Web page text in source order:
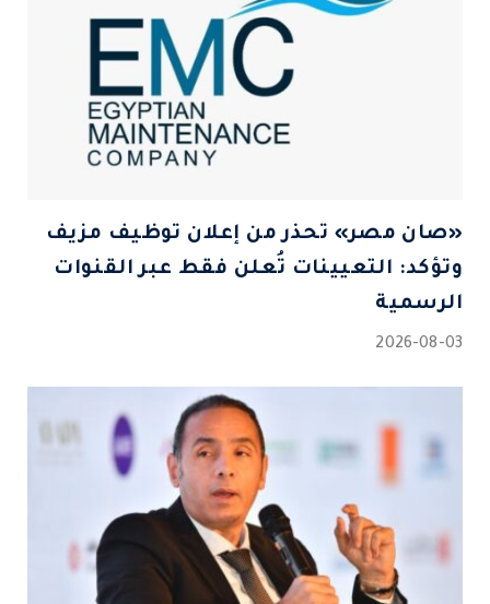
«صان مصر» تحذر من إعلان توظيف مزيف
وتؤكد: التعيينات تُعلن فقط عبر القنوات
الرسمية
2026-08-03